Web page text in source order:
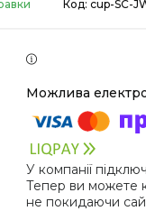
Код: cup-SC-
У компанії
Тепер ви можете
не покидаючи